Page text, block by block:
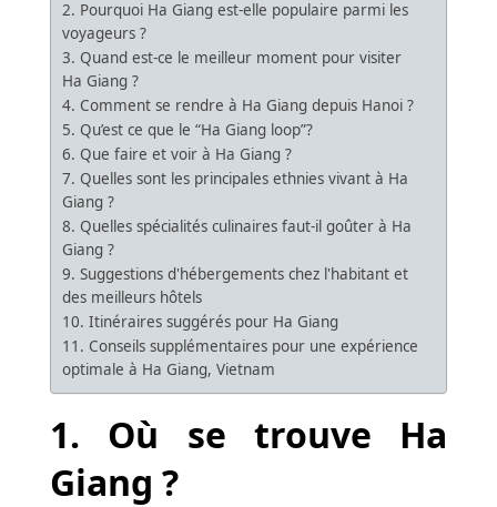
2. Pourquoi Ha Giang est-elle populaire parmi les
voyageurs ?
3. Quand est-ce le meilleur moment pour visiter
Ha Giang ?
4. Comment se rendre à Ha Giang depuis Hanoi ?
5. Qu’est ce que le “Ha Giang loop”?
6. Que faire et voir à Ha Giang ?
7. Quelles sont les principales ethnies vivant à Ha
Giang ?
8. Quelles spécialités culinaires faut-il goûter à Ha
Giang ?
9. Suggestions d'hébergements chez l'habitant et
des meilleurs hôtels
10. Itinéraires suggérés pour Ha Giang
11. Conseils supplémentaires pour une expérience
optimale à Ha Giang, Vietnam
1. Où se trouve Ha
Giang ?